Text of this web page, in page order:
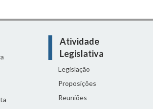
Atividade
Legislativa
Legislação
Proposições
Reuniões